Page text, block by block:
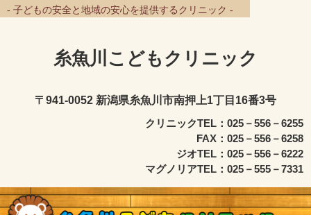
- 子どもの安全と地域の安心を提供するクリニック -
糸魚川こどもクリニック
〒941-0052 新潟県糸魚川市南押上1丁目16番3号
クリニックTEL：025－556－6255
FAX：025－556－6258
ジオTEL：025－556－6222
マグノリアTEL：025－555－7331